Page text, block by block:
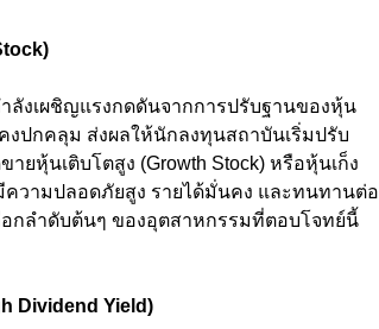
ลังเผชิญแรงกดดันจากการปรับฐานของหุ้น
ปกคลุม ส่งผลให้นักลงทุนสถาบันเริ่มปรับ
ยหุ้นเติบโตสูง (Growth Stock) หรือหุ้นเก็ง
ความปลอดภัยสูง รายได้มั่นคง และทนทานต่อ
อกลำดับต้นๆ ของอุตสาหกรรมที่ตอบโจทย์นี้
Dividend Yield)